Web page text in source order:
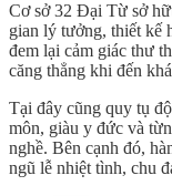
Cơ sở 32 Đại Từ sở
gian lý tưởng, thiết kế
đem lại cảm giác thư
căng thẳng khi đến
Tại đây cũng quy tụ
môn, giàu y đức và
nghề. Bên cạnh đó,
ngũ lễ nhiệt tình, chu